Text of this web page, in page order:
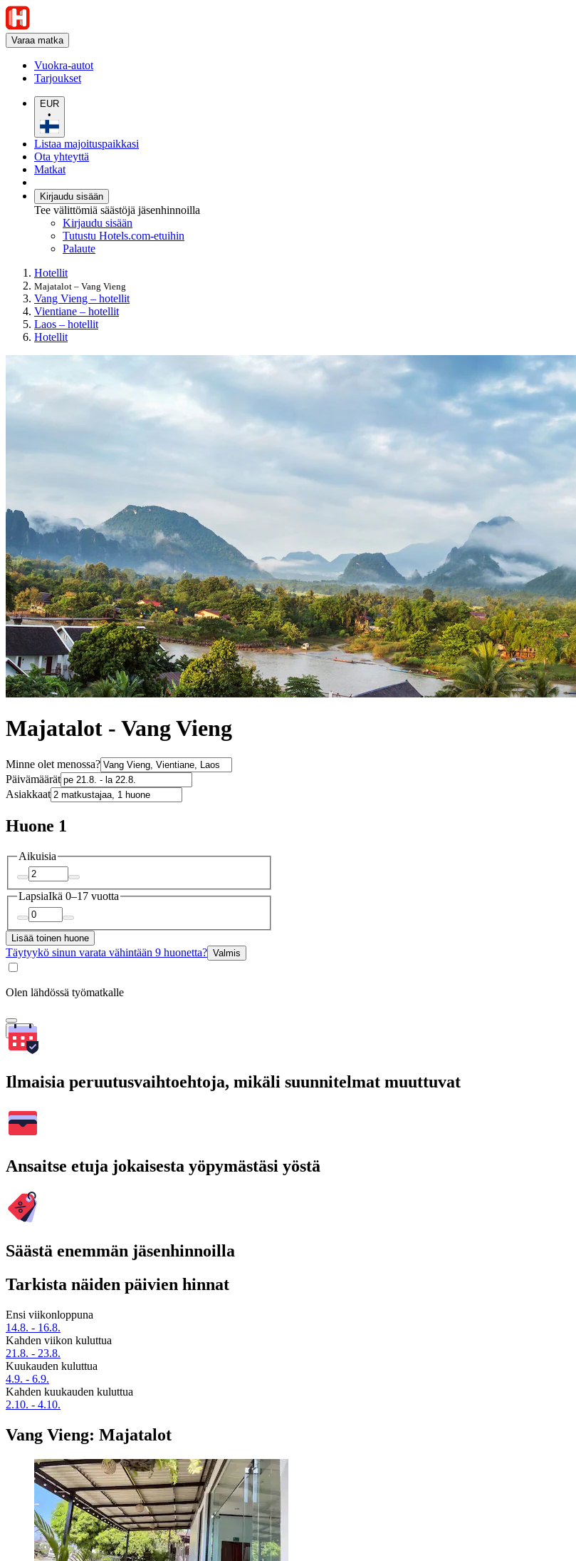
Varaa matka
Vuokra-autot
Tarjoukset
EUR
•
Listaa majoituspaikkasi
Ota yhteyttä
Matkat
Kirjaudu sisään
Tee välittömiä säästöjä jäsenhinnoilla
Kirjaudu sisään
Tutustu Hotels.com-etuihin
Palaute
Hotellit
Majatalot – Vang Vieng
Vang Vieng – hotellit
Vientiane – hotellit
Laos – hotellit
Hotellit
Majatalot - Vang Vieng
Minne olet menossa?
Päivämäärät
Asiakkaat
Huone 1
Aikuisia
LapsiaIkä 0–17 vuotta
Lisää toinen huone
Täytyykö sinun varata vähintään 9 huonetta? Valmis
Olen lähdössä työmatkalle
Hae
Ilmaisia peruutusvaihtoehtoja, mikäli suunnitelmat muuttuvat
Ansaitse etuja jokaisesta yöpymästäsi yöstä
Säästä enemmän jäsenhinnoilla
Tarkista näiden päivien hinnat
Ensi viikonloppuna
14.8. - 16.8.
Kahden viikon kuluttua
21.8. - 23.8.
Kuukauden kuluttua
4.9. - 6.9.
Kahden kuukauden kuluttua
2.10. - 4.10.
Vang Vieng: Majatalot